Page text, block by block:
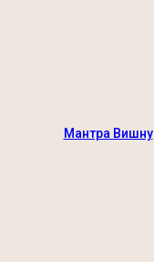
Мантра Вишну